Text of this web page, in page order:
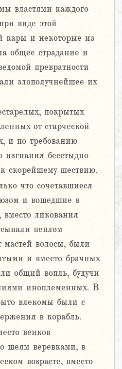
властями каждого
виде этой
кары и некоторые из
общее страдание и
превратности
злополучнейшее их
покрытых
от старческой
и по требованию
изгнания бесстыдно
скорейшему шествию.
что сочетавшиеся
и вошедшие в
вместо ликования
пеплом
мастей волосы, были
и вместо брачных
общий вопль, будучи
иноплеменных. В
влекомы были с
в корабль.
венков
шеям веревками, в
возрасте, вместо